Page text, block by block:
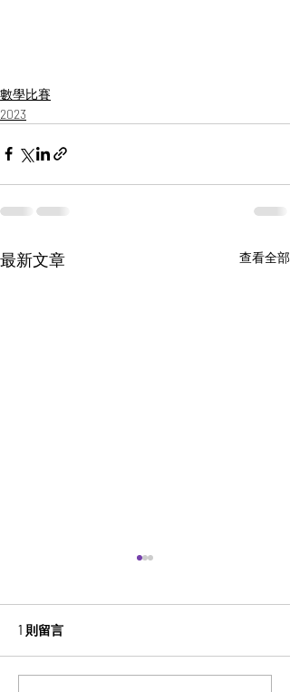
數學比賽
2023
最新文章 查看全部
1 則留言